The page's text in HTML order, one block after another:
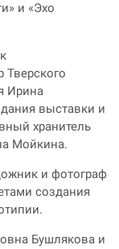
и «Эхо
Тверского
Ирина
выставки и
хранитель
Мойкина.
и фотограф
создания
Бушлякова и